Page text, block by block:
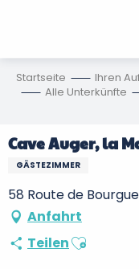
Startseite Ihren
Alle Unterkünfte
Cave Auger, la
GÄSTEZIMMER
58 Route de
Anfahrt
TeilenAjouter